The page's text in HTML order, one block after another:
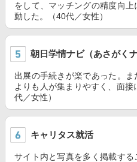
をして、マッチングの精度向
動した。（40代／女性）
朝日学情ナビ（あさがくナ
出展の手続きが楽であった。
よりも人が集まりやすく、面
代／女性）
キャリタス就活
サイト内と写真を多く掲載す